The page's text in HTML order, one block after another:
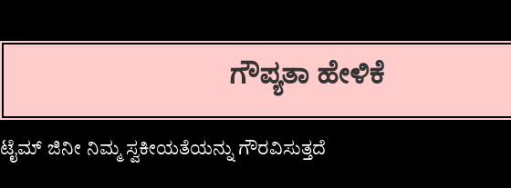
ಗೌಪ್ಯತಾ ಹೇಳಿಕೆ
ಟೈಮ್ ಜಿನೀ ನಿಮ್ಮ ಸ್ವಕೀಯತೆಯನ್ನು ಗೌರವಿಸುತ್ತದೆ